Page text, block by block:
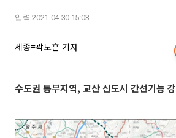
입력 2021-04-30 15:03
세종=곽도흔 기자
수도권 동부지역, 교산 신도시 간선기능